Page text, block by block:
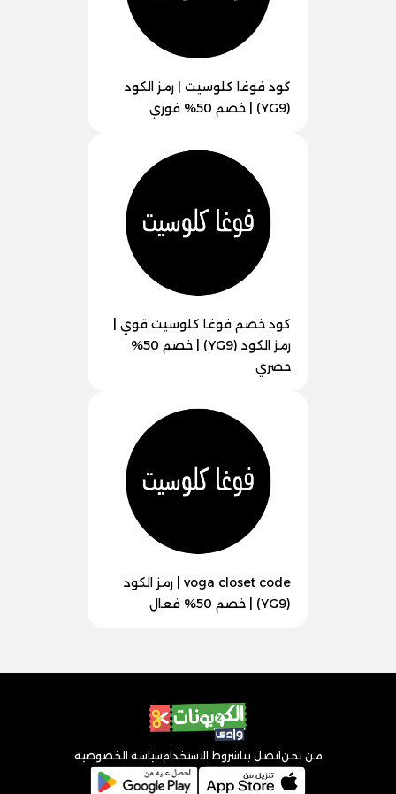
كود فوغا كلوسيت | رمز الكود
(YG9) | خصم 50% فوري
كود خصم فوغا كلوسيت قوي |
رمز الكود (YG9) | خصم 50%
حصري
voga closet code | رمز الكود
(YG9) | خصم 50% فعال
من نحن اتصل بنا شروط الاستخدامسياسة الخصوصية